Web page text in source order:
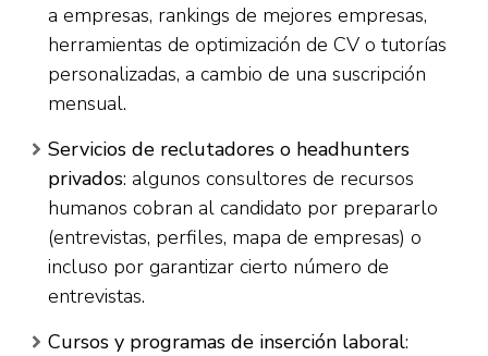
a empresas, rankings de mejores empresas,
herramientas de optimización de CV o tutorías
personalizadas, a cambio de una suscripción
mensual.
Servicios de reclutadores o headhunters
privados: algunos consultores de recursos
humanos cobran al candidato por prepararlo
(entrevistas, perfiles, mapa de empresas) o
incluso por garantizar cierto número de
entrevistas.
Cursos y programas de inserción laboral: